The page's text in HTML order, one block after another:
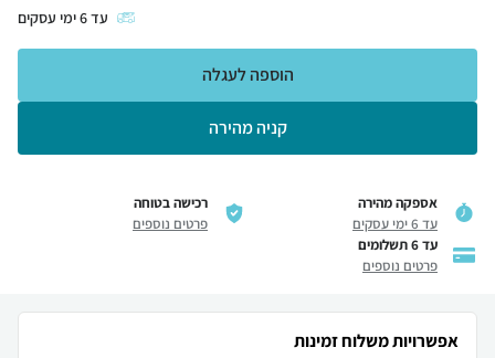
עד6ימי עסקים
קניה מהירה
הוספה לעגלה
אספקה מהירה
עד 6 ימי עסקים
רכישה בטוחה
פרטים נוספים
עד 6 תשלומים
פרטים נוספים
אפשרויות משלוח זמינות